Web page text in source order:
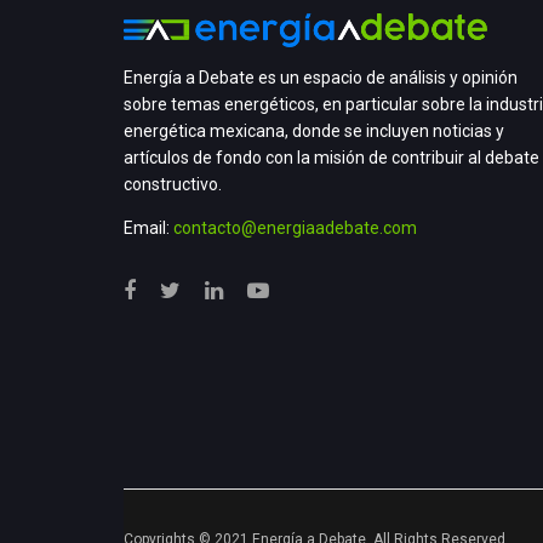
Energía a Debate es un espacio de análisis y opinión
sobre temas energéticos, en particular sobre la
energética mexicana, donde se incluyen noticias y
artículos de fondo con la misión de contribuir al debate
constructivo.
Email: contacto@energiaadebate.com
Copyrights © 2021 Energía a Debate. All Rights Reserved.